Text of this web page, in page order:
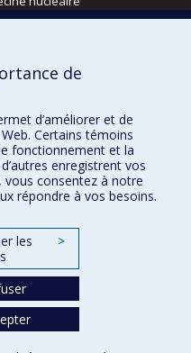
physique
de
d’améliorer et de
Certains témoins
fonctionnement et la
enregistrent vos
vous consentez à notre
répondre à vos besoins.
les
>